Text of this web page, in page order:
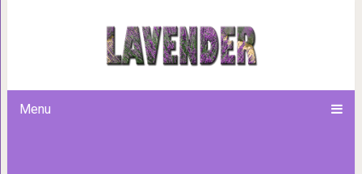
Menu
Какой у вас гормональный